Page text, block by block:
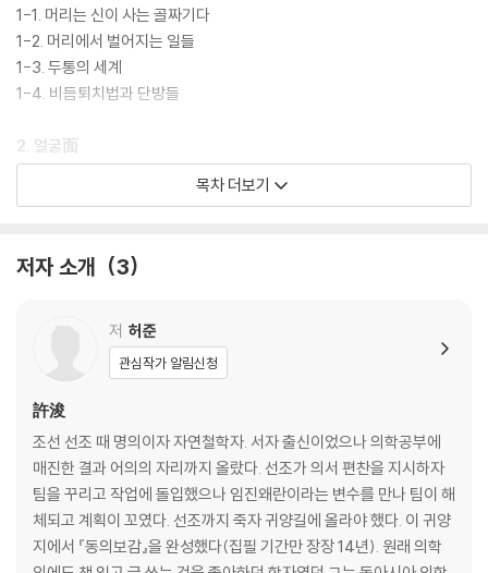
1-1. 머리는 신이 사는 골짜기다
1-2. 머리에서 벌어지는 일들
1-3. 두통의 세계
1-4. 비듬퇴치법과 단방들
2. 얼굴面
2-1. 자체 발광의 비밀 : 얼굴은 오장의 표현이다
2-2. 얼굴이 추위를 견뎌내는 까닭
3-1. 눈, 오장육부가 띄우는 별이 빛나는 곳
3-2. 눈병의 세계
3-3. 시력이 나빠지는 이유
3-4. 눈에 병이 생기는 까닭
3-5. 독서로 손상된 눈을 관리하는 법
3-6. 눈병에 대처하는 방법
3-7. 눈병을 낫게 하는 단방들
4. 귀耳
4-1. 귀는 신장의 구멍, 혈기 조화의 바로미터
목차 더보기
저자 소개 3
저 허준
관심작가 알림신청
許浚
조선 선조 때 명의이자 자연철학자. 서자 출신이었으나 의학공부에
매진한 결과 어의의 자리까지 올랐다. 선조가 의서 편찬을 지시하자
팀을 꾸리고 작업에 돌입했으나 임진왜란이라는 변수를 만나 팀이 해
체되고 계획이 꼬였다. 선조까지 죽자 귀양길에 올라야 했다. 이 귀양
지에서 『동의보감』을 완성했다(집필 기간만 장장 14년). 원래 의학